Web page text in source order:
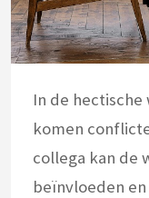
In de
komen
collega kan de
beïnvloeden